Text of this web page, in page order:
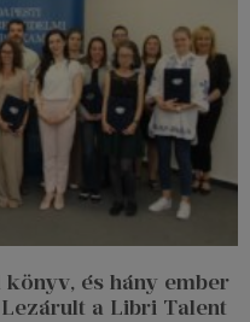
és hány ember
a Libri Talent